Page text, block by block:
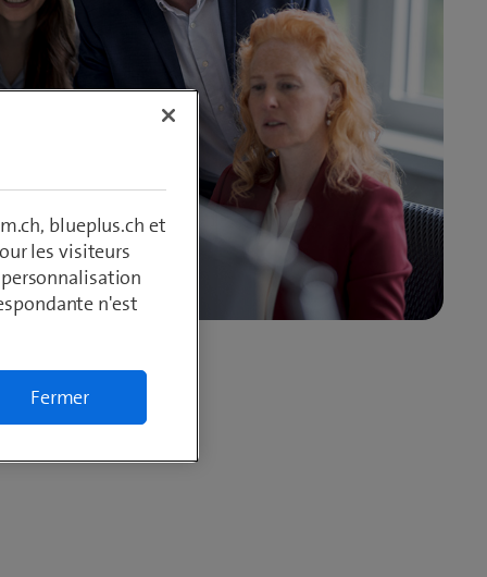
blueplus.ch et
les visiteurs
n'est
Fermer